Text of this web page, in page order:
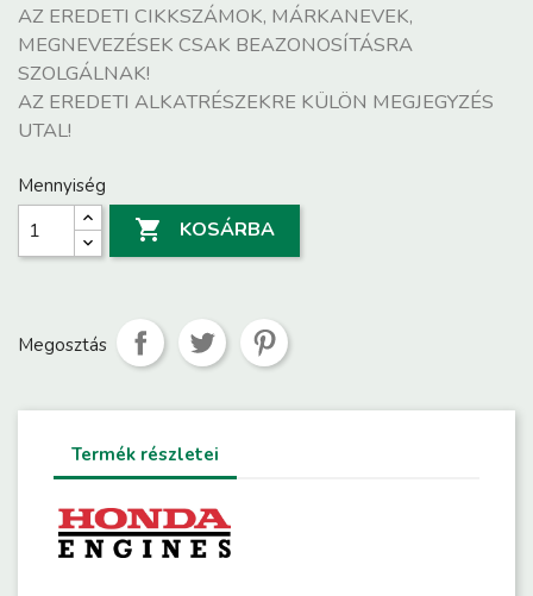
AZ EREDETI CIKKSZÁMOK, MÁRKANEVEK,
MEGNEVEZÉSEK CSAK BEAZONOSÍTÁSRA
SZOLGÁLNAK!
AZ EREDETI ALKATRÉSZEKRE KÜLÖN MEGJEGYZÉS
UTAL!
Mennyiség
 KOSÁRBA
Megosztás
Termék részletei